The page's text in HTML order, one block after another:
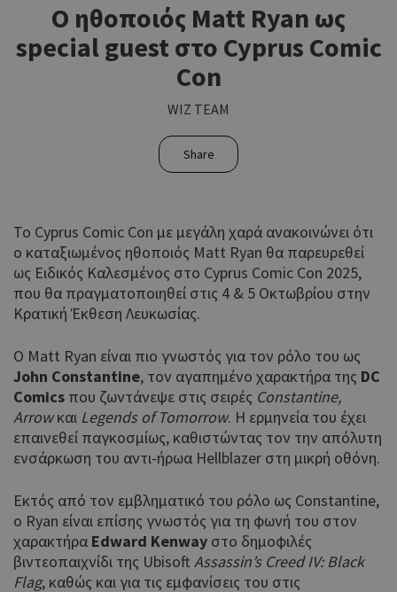
Ο ηθοποιός Matt Ryan ως
special guest στο Cyprus Comic
Con
WIZ TEAM
Share
Το Cyprus Comic Con με μεγάλη χαρά ανακοινώνει ότι
ο καταξιωμένος ηθοποιός Matt Ryan θα παρευρεθεί
ως Ειδικός Καλεσμένος στο Cyprus Comic Con 2025,
που θα πραγματοποιηθεί στις 4 & 5 Οκτωβρίου στην
Κρατική Έκθεση Λευκωσίας.
Ο Matt Ryan είναι πιο γνωστός για τον ρόλο του ως
John Constantine, τον αγαπημένο χαρακτήρα της DC
Comics που ζωντάνεψε στις σειρές Constantine,
Arrowκαι LegendsofTomorrow. Η ερμηνεία του έχει
επαινεθεί παγκοσμίως, καθιστώντας τον την απόλυτη
ενσάρκωση του αντι-ήρωα Hellblazer στη μικρή οθόνη.
Εκτός από τον εμβληματικό του ρόλο ως Constantine,
ο Ryan είναι επίσης γνωστός για τη φωνή του στον
χαρακτήρα Edward Kenway στο δημοφιλές
βιντεοπαιχνίδι της UbisoftAssassin’sCreedIV: Black
Flag, καθώς και για τις εμφανίσεις του στις